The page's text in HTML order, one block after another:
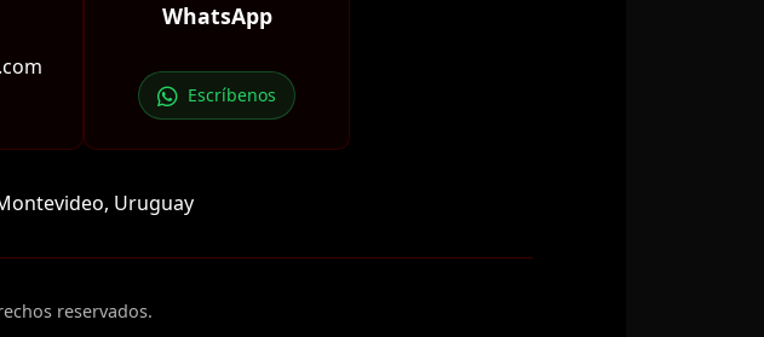
WhatsApp
Escríbenos
Uruguay
reservados.